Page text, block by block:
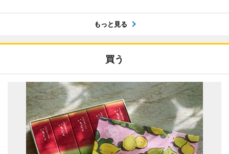
もっと見る
買う